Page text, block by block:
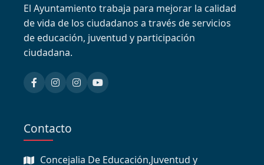
El Ayuntamiento trabaja para mejorar la calidad
de vida de los ciudadanos a través de servicios
de educación, juventud y participación
ciudadana.
Contacto
Concejalia De Educación,Juventud y